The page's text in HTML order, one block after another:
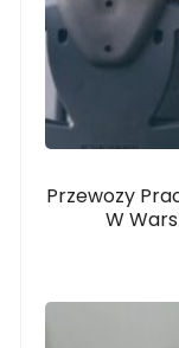
Przewozy
W